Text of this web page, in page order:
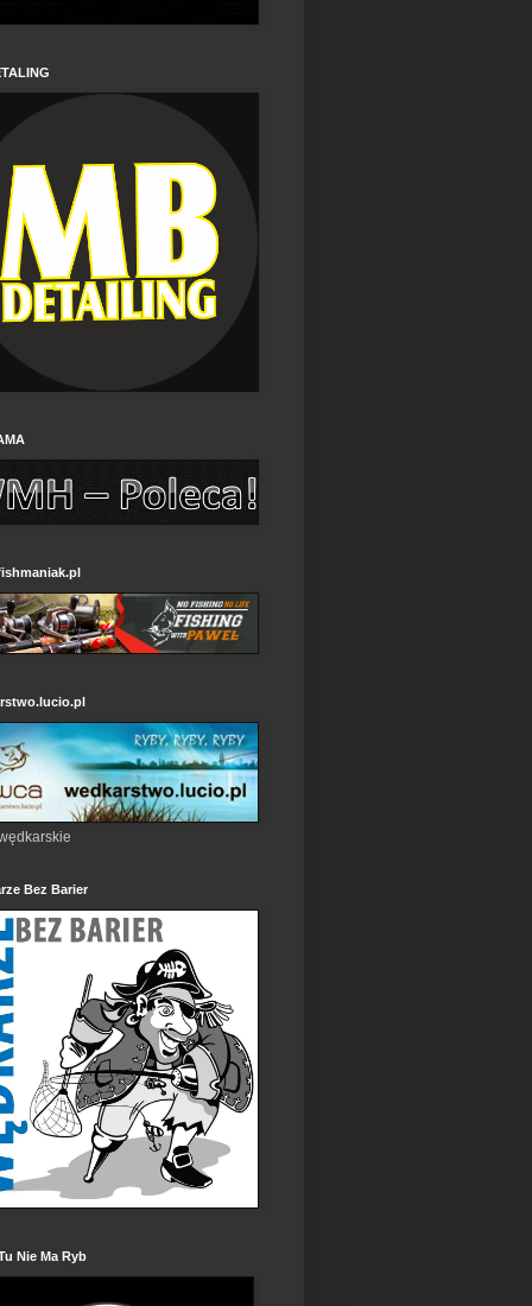
Bez Barier
Nie Ma Ryb